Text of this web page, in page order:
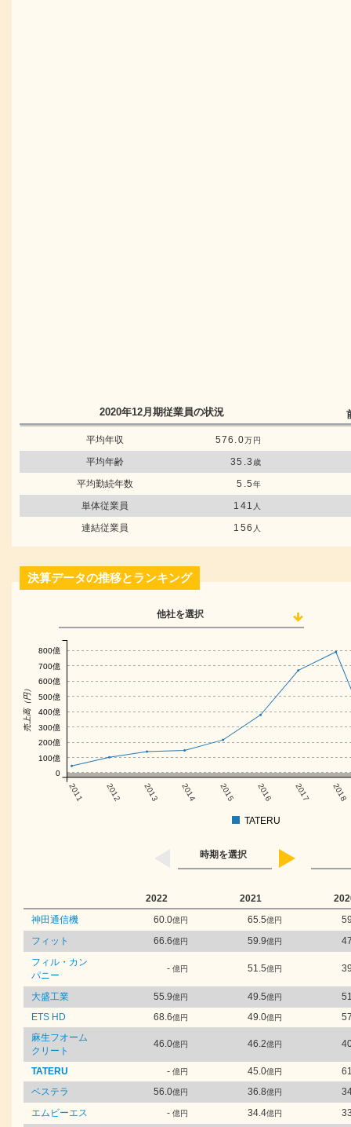
2020年12月期従業員の状況
平均年収 576.0万円
平均年齢 35.3 歳
平均勤続年数 5.5年
単体従業員 141 人
連結従業員 156 人
決算データの推移とランキング
他社を選択
2011 2012 2013 2014 2015 2016 2017 2018
売上高（円）
0
100億
200億
300億
400億
500億
600億
700億
800億
TATERU
時期を選択
2022 2021
神田通信機
60.0億円 65.5億円
フィット
66.6億円 59.9億円
フィル・カン
パニー
- 億円 51.5億円
大盛工業 55.9億円 49.5億円
ETS HD
68.6億円 49.0億円
麻生フオーム
クリート
46.0億円 46.2億円
TATERU - 億円 45.0億円
ベステラ
56.0億円 36.8億円
エムビーエス
- 億円 34.4億円